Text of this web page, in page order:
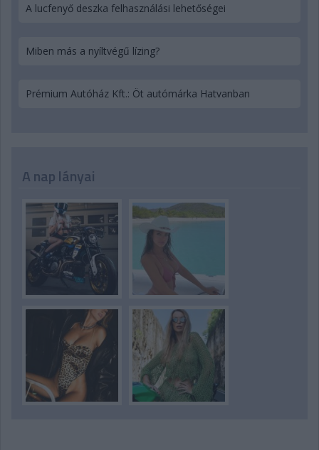
A lucfenyő deszka felhasználási lehetőségei
Miben más a nyíltvégű lízing?
Prémium Autóház Kft.: Öt autómárka Hatvanban
A nap lányai